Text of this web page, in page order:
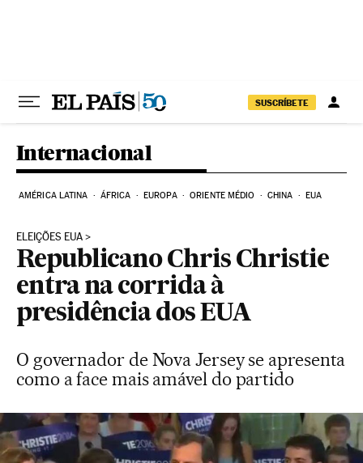
SUSCRÍBETE
Internacional
AMÉRICA LATINA ÁFRICA EUROPA ORIENTE MÉDIO CHINA EUA
ELEIÇÕES EUA
Republicano Chris Christie
entra na corrida à
presidência dos EUA
O governador de Nova Jersey se apresenta
como a face mais amável do partido